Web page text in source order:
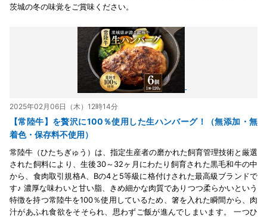
茨城の冬の味覚をご賞味ください。
2025年02月06日（木）12時14分
【常陸牛】を贅沢に100％使用した生ハンバーグ！（無添加・無
着色・保存料不使用）
常陸牛（ひたちぎゅう）は、指定生産者の磨かれた飼育管理技術と厳選
された飼料により、生後30～32ヶ月にわたり飼育された黒毛和牛の中
から、食肉取引規格A、Bの4と5等級に格付けされた最高級ブランドで
す♪ 濃厚な味わいと甘い脂、きめ細かな肉質でありつつ柔らかいという
特徴を持つ常陸牛を100％使用しているため、箸を入れた瞬間から、肉
汁があふれ食欲をそそられ、思わずご飯が進んでしまいます。 一つひ